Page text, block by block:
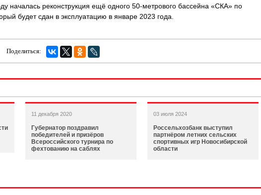
началась реконструкция ещё одного 50-метрового бассейна «СКА» по
будет сдан в эксплуатацию в январе 2023 года.
Поделиться:
11 декабря 2020
Губернатор поздравил
победителей и призёров
Всероссийского турнира по
фехтованию на саблях
03 июля 2024
Россельхозбанк выступил
партнёром летних сельских
спортивных игр Новосибирской
области